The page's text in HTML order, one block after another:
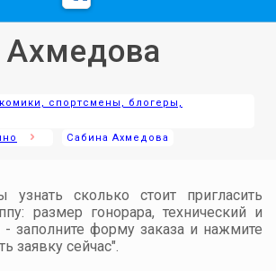
Ахмедова
спортсмены, блогеры,
Сабина Ахмедова
узнать сколько стоит пригласить
размер гонорара, технический и
заполните форму заказа и нажмите
заявку сейчас".